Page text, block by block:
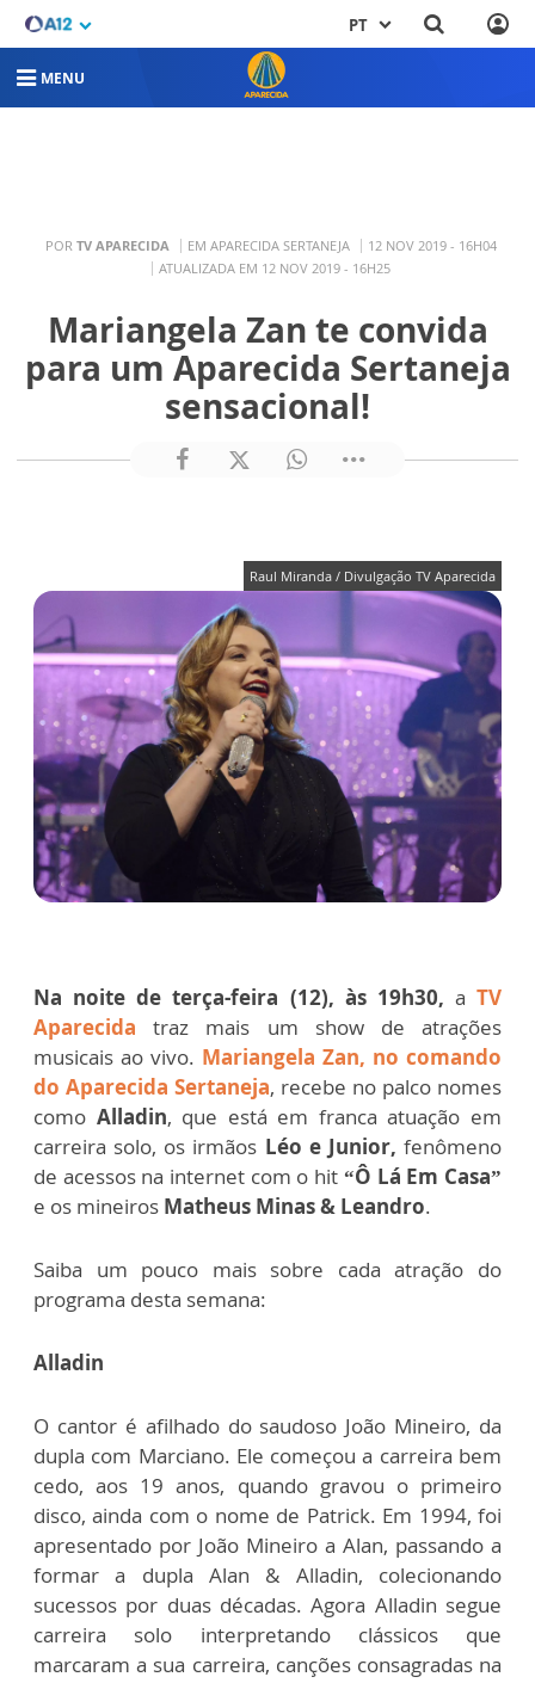
PT
MENU
POR TV APARECIDA EM APARECIDA SERTANEJA
12 NOV 2019 - 16H04
ATUALIZADA EM 12 NOV 2019 - 16H25
Mariangela Zan te convida
para um Aparecida Sertaneja
sensacional!
Raul Miranda / Divulgação TV Aparecida
Na noite de terça-feira (12), às 19h30, a TV
Aparecida traz mais um show de atrações
musicais ao vivo. Mariangela Zan, no comando
do Aparecida Sertaneja, recebe no palco nomes
como Alladin, que está em franca atuação em
carreira solo, os irmãos Léo e Junior, fenômeno
de acessos na internet com o hit “Ô Lá Em Casa”
e os mineiros Matheus Minas & Leandro.
Saiba um pouco mais sobre cada atração do
programa desta semana:
Alladin
O cantor é afilhado do saudoso João Mineiro, da
dupla com Marciano. Ele começou a carreira bem
cedo, aos 19 anos, quando gravou o primeiro
disco, ainda com o nome de Patrick. Em 1994, foi
apresentado por João Mineiro a Alan, passando a
formar a dupla Alan & Alladin, colecionando
sucessos por duas décadas. Agora Alladin segue
carreira solo interpretando clássicos que
marcaram a sua carreira, canções consagradas na